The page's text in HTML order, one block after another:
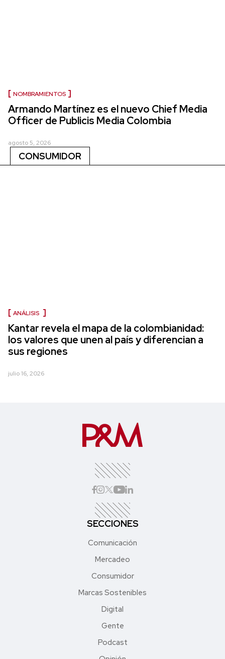
NOMBRAMIENTOS
Armando Martínez es el nuevo Chief Media
Officer de Publicis Media Colombia
agosto 5, 2026
CONSUMIDOR
ANÁLISIS
Kantar revela el mapa de la colombianidad:
los valores que unen al país y diferencian a
sus regiones
julio 16, 2026
SECCIONES
Comunicación
Mercadeo
Consumidor
Marcas Sostenibles
Digital
Gente
Podcast